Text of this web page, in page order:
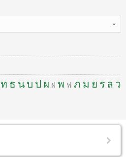
ท ธ นบ ป ผ ฝ พ ฟ ภ ม ย ร ล ว